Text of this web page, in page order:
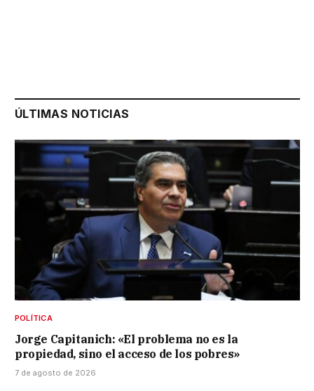
ÚLTIMAS NOTICIAS
POLÍTICA
Jorge Capitanich: «El problema no es la
propiedad, sino el acceso de los pobres»
7 de agosto de 2026